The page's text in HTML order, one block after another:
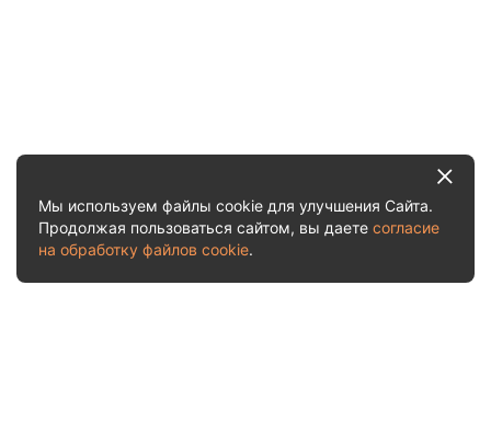
Мы используем файлы cookie для улучшения Сайта.
Продолжая пользоваться сайтом, вы даете согласие
на обработку файлов cookie.